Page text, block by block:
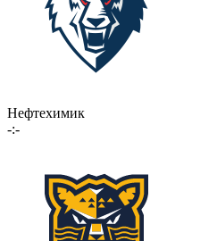
Нефтехимик
-:-